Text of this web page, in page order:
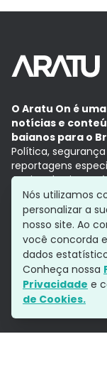
O Aratu On é
notícias e
baianos para o
Política,
reportagens
Aqui, tudo vira
com a
Grupo Aratu
Siga-nos
Nós utilizamos
personalizar a
nosso site. Ao
você concorda
dados
Conheça nossa
Privacidade e
de Cookies.